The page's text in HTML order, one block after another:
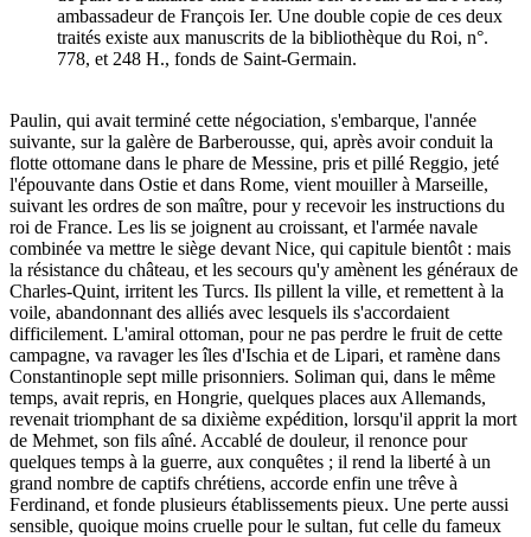
ambassadeur de François Ier. Une double copie de ces deux
traités existe aux manuscrits de la bibliothèque du Roi, n°.
778, et 248 H., fonds de Saint-Germain.
Paulin, qui avait terminé cette négociation, s'embarque, l'année
suivante, sur la galère de Barberousse, qui, après avoir conduit la
flotte ottomane dans le phare de Messine, pris et pillé Reggio, jeté
l'épouvante dans Ostie et dans Rome, vient mouiller à Marseille,
suivant les ordres de son maître, pour y recevoir les instructions du
roi de France. Les lis se joignent au croissant, et l'armée navale
combinée va mettre le siège devant Nice, qui capitule bientôt : mais
la résistance du château, et les secours qu'y amènent les généraux de
Charles-Quint, irritent les Turcs. Ils pillent la ville, et remettent à la
voile, abandonnant des alliés avec lesquels ils s'accordaient
difficilement. L'amiral ottoman, pour ne pas perdre le fruit de cette
campagne, va ravager les îles d'Ischia et de Lipari, et ramène dans
Constantinople sept mille prisonniers. Soliman qui, dans le même
temps, avait repris, en Hongrie, quelques places aux Allemands,
revenait triomphant de sa dixième expédition, lorsqu'il apprit la mort
de Mehmet, son fils aîné. Accablé de douleur, il renonce pour
quelques temps à la guerre, aux conquêtes ; il rend la liberté à un
grand nombre de captifs chrétiens, accorde enfin une trêve à
Ferdinand, et fonde plusieurs établissements pieux. Une perte aussi
sensible, quoique moins cruelle pour le sultan, fut celle du fameux